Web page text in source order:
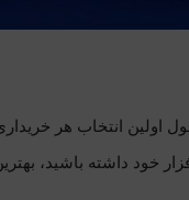
اولین انتخاب هر
خود داشته باشید،